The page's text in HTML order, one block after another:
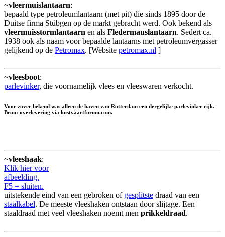
~vleermuislantaarn:
bepaald type petroleumlantaarn (met pit) die sinds 1895 door de
Duitse firma Stübgen op de markt gebracht werd. Ook bekend als
vleermuisstormlantaarn en als Fledermauslantaarn. Sedert ca.
1938 ook als naam voor bepaalde lantaarns met petroleumvergasser
gelijkend op de Petromax. [Website petromax.nl ]
~vleesboot:
parlevinker, die voornamelijk vlees en vleeswaren verkocht.
Voor zover bekend was alleen de haven van Rotterdam een dergelijke parlevinker rijk.
Bron: overlevering via kustvaartforum.com.
~vleeshaak:
Klik hier voor
afbeelding.
F5 = sluiten.
uitstekende eind van een gebroken of gesplitste draad van een
staalkabel. De meeste vleeshaken ontstaan door slijtage. Een
staaldraad met veel vleeshaken noemt men prikkeldraad.